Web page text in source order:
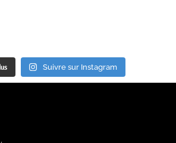
Suivre sur Instagram